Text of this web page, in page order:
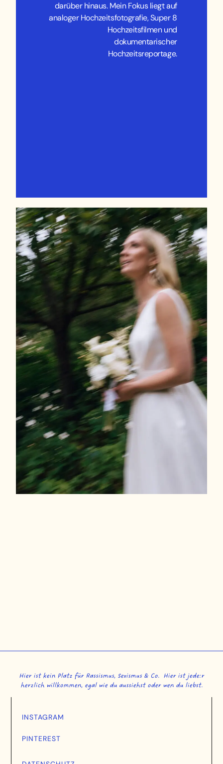
darüber hinaus. Mein Fokus liegt auf
analoger Hochzeitsfotografie, Super 8
Hochzeitsfilmen und
dokumentarischer
Hochzeitsreportage.
INSTAGRAM
PINTEREST
Hier ist kein Platz für Rassismus, Sexismus & Co. Hier ist jede:r
herzlich willkommen, egal wie du aussiehst oder wen du liebst.